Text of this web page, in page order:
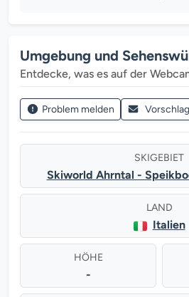
Umgebung und
Entdecke, was es auf der
Problem melden
SKIGEBIET
Skiworld Ahrntal -
LAND
Italien
HÖHE
-